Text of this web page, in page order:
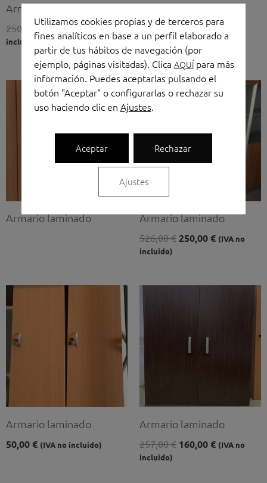
Armario con cerradura
250,00€ 160,00€
incluido)
Armario de limpieza /
Taquilla
150,00€ (IVA no incluido)
Armario laminado Armario laminado
526,00€
El
precio
526,00 €.
250,00€
El
precio
250,00 €.
(IVA no
incluido)
Armario laminado
50,00€ (IVA no incluido)
Armario laminado
257,00€
257,00 €.
160,00€ (IVA no
incluido)
Utilizamos cookies propias y de terceros para
fines analíticos en base a un perfil elaborado a
partir de tus hábitos de navegación (por
ejemplo, páginas visitadas). Clica AQUÍpara más
información. Puedes aceptarlas pulsando el
botón "Aceptar" o configurarlas o rechazar su
uso haciendo clic en Ajustes.
Aceptar Rechazar
Ajustes